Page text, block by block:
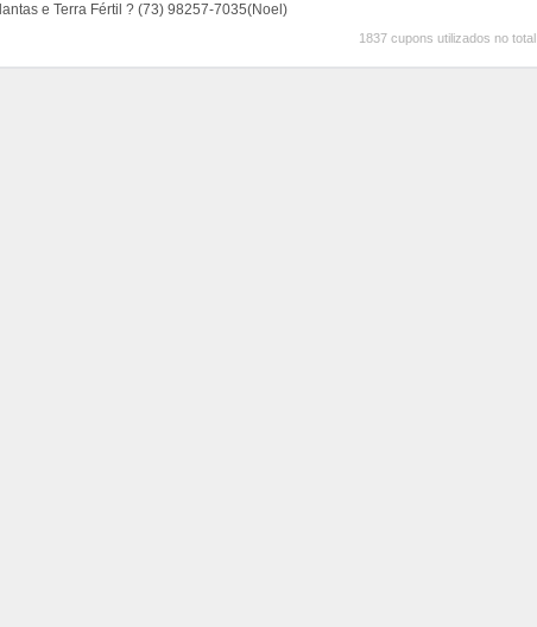
e Terra Fértil ? (73) 98257-7035(Noel)
1837 cupons utilizados no total